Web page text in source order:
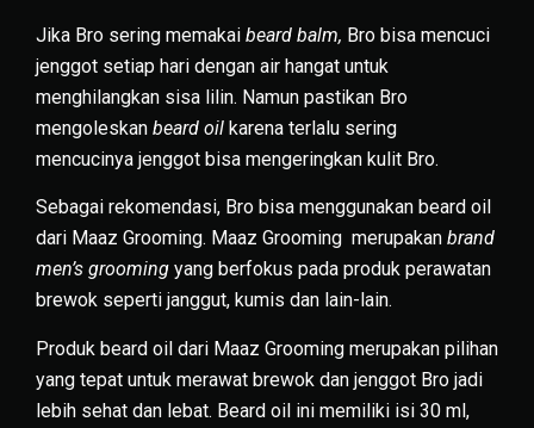
Jika Bro sering memakai beard balm, Bro bisa mencuci
jenggot setiap hari dengan air hangat untuk
menghilangkan sisa lilin. Namun pastikan Bro
mengoleskan beard oil karena terlalu sering
mencucinya jenggot bisa mengeringkan kulit Bro.
Sebagai rekomendasi, Bro bisa menggunakan beard oil
dari Maaz Grooming. Maaz Grooming merupakan brand
men’s grooming yang berfokus pada produk perawatan
brewok seperti janggut, kumis dan lain-lain.
Produk beard oil dari Maaz Grooming merupakan pilihan
yang tepat untuk merawat brewok dan jenggot Bro jadi
lebih sehat dan lebat. Beard oil ini memiliki isi 30 ml,